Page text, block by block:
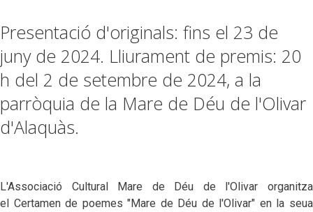
Presentació d'originals: fins el 23 de
juny de 2024. Lliurament de premis: 20
h del 2 de setembre de 2024, a la
parròquia de la Mare de Déu de l'Olivar
d'Alaquàs.
L'Associació Cultural Mare de Déu de l'Olivar organitza
el Certamen de poemes "Mare de Déu de l'Olivar" en la seua